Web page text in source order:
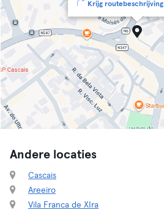
Krijg routebeschrijving
Andere locaties
Cascais
Areeiro
Vila Franca de XIra